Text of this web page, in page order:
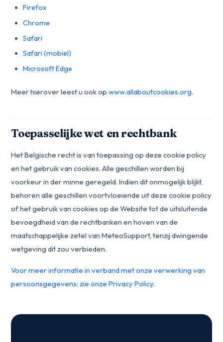
Firefox
Chrome
Safari
Safari (mobiel)
Microsoft Edge
Meer hierover leest u ook opwww.allaboutcookies.org.
Toepasselijke wet en rechtbank
Het Belgische recht is van toepassing op deze cookie policy
en het gebruik van cookies. Alle geschillen worden bij
voorkeur in der minne geregeld. Indien dit onmogelijk blijkt,
behoren alle geschillen voortvloeiende uit deze cookie policy
of het gebruik van cookies op de Website tot de uitsluitende
bevoegdheid van de rechtbanken en hoven van de
maatschappelijke zetel van MeteoSupport, tenzij dwingende
wetgeving dit zou verbieden.
Voor meer informatie in verband met onze verwerking van
persoonsgegevens: zie onze Privacy Policy.